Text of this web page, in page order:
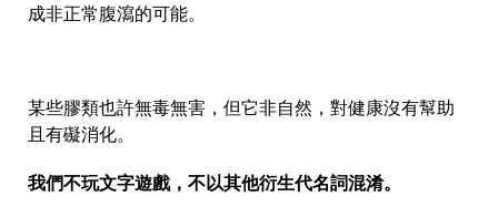
成非正常腹瀉的可能。
某些膠類也許無毒無害，但它非自然，對健康沒有幫助
且有礙消化。
我們不玩文字遊戲，不以其他衍生代名詞混淆。